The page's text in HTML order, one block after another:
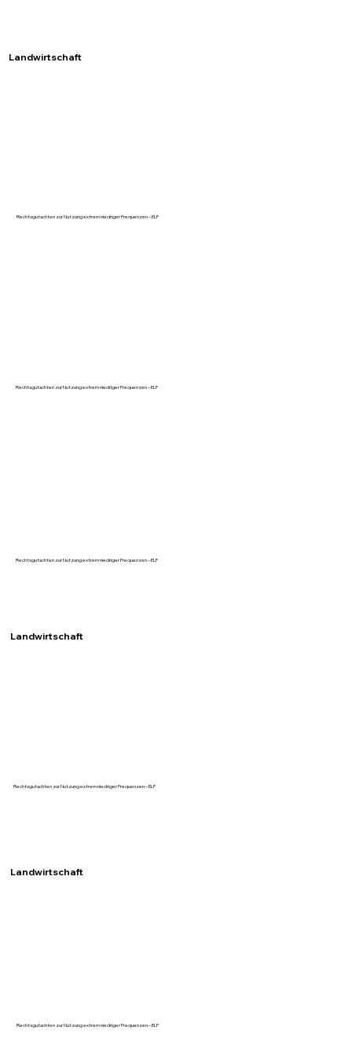
Landwirtschaft
Rechtsgutachten zur Nutzung extrem niedriger Frequenzen – ELF
Rechtsgutachten zur Nutzung extrem niedriger Frequenzen – ELF
Rechtsgutachten zur Nutzung extrem niedriger Frequenzen – ELF
Landwirtschaft
Rechtsgutachten zur Nutzung extrem niedriger Frequenzen – ELF
Landwirtschaft
Rechtsgutachten zur Nutzung extrem niedriger Frequenzen – ELF